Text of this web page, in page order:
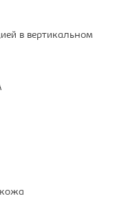
в вертикальном